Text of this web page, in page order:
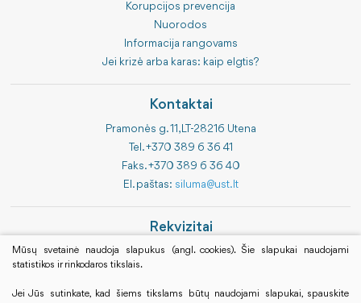
Korupcijos prevencija
Nuorodos
Informacija rangovams
Jei krizė arba karas: kaip elgtis?
Kontaktai
Pramonės g. 11, LT-28216 Utena
Tel. +370 389 6 36 41
Faks. +370 389 6 36 40
El. paštas: siluma@ust.lt
Rekvizitai
Bendrovės kodas 183843314
PVM kodas LT838433113
Luminor Bank AB
Mūsų svetainė naudoja slapukus (angl. cookies). Šie slapukai naudojami
statistikos ir rinkodaros tikslais.
Jei Jūs sutinkate, kad šiems tikslams būtų naudojami slapukai, spauskite